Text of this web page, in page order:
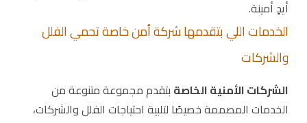
أيدٍ أمينة.
الخدمات اللي بتقدمها شركة أمن خاصة تحمي الفلل
والشركات
الشركات الأمنية الخاصة بتقدم مجموعة متنوعة من
الخدمات المصممة خصيصًا لتلبية احتياجات الفلل والشركات،